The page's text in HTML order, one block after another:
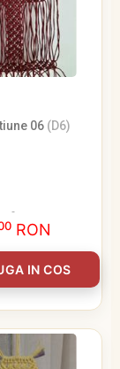
06 (D6)
RON
IN COS